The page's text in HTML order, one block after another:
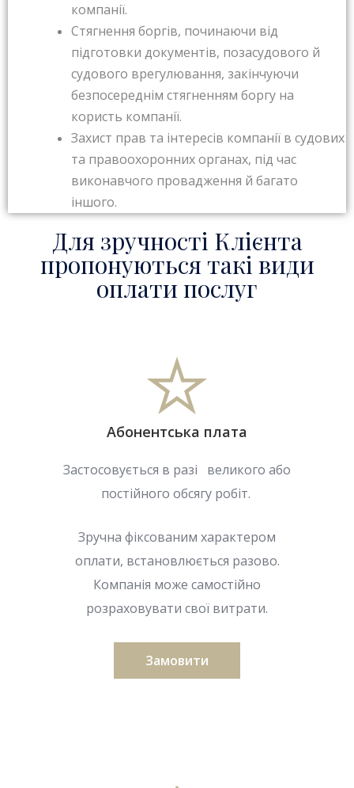
компанії.
Стягнення боргів, починаючи від
підготовки документів, позасудового й
судового врегулювання, закінчуючи
безпосереднім стягненням боргу на
користь компанії.
Захист прав та інтересів компанії в судових
та правоохоронних органах, під час
виконавчого провадження й багато
іншого.
Для зручності Клієнта
пропонуються такі види
оплати послуг
Абонентська плата
Застосовується в разі великого або
постійного обсягу робіт.
Зручна фіксованим характером
оплати, встановлюється разово.
Компанія може самостійно
розраховувати свої витрати.
Замовити